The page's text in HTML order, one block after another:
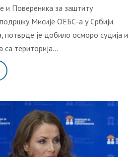
и Повереника за заштиту
Мисије ОЕБС-а у Србији.
потврде је добило осморо судија и
са територија…